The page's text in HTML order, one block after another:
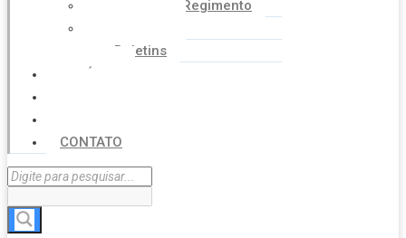
Estatuto e Regimento
Boletins
NOTÍCIAS
CONTATO